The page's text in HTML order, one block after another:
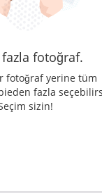
fotoğraf.
fotoğraf yerine tüm
fazla
sizin!